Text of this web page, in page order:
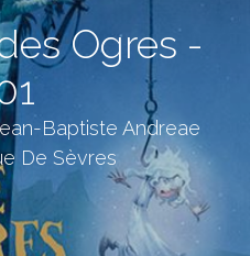
Ogres -
Baptiste Andreae
De Sèvres